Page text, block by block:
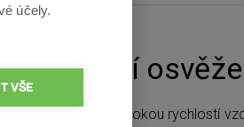
osvěžení s vysokou rychlostí
účely.
VŠE